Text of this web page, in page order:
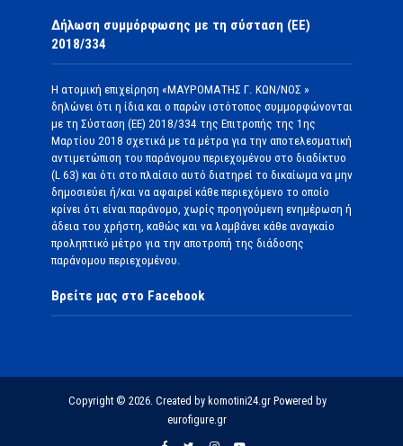
Δήλωση συμμόρφωσης με τη σύσταση (ΕΕ)
2018/334
Η ατομική επιχείρηση «ΜΑΥΡΟΜΑΤΗΣ Γ. ΚΩΝ/ΝΟΣ »
δηλώνει ότι η ίδια και ο παρών ιστότοπος συμμορφώνονται
με τη Σύσταση (ΕΕ) 2018/334 της Επιτροπής της 1ης
Μαρτίου 2018 σχετικά με τα μέτρα για την αποτελεσματική
αντιμετώπιση του παράνομου περιεχομένου στο διαδίκτυο
(L 63) και ότι στο πλαίσιο αυτό διατηρεί το δικαίωμα να μην
δημοσιεύει ή/και να αφαιρεί κάθε περιεχόμενο το οποίο
κρίνει ότι είναι παράνομο, χωρίς προηγούμενη ενημέρωση ή
άδεια του χρήστη, καθώς και να λαμβάνει κάθε αναγκαίο
προληπτικό μέτρο για την αποτροπή της διάδοσης
παράνομου περιεχομένου.
Βρείτε μας στο Facebook
Copyright © 2026. Created by komotini24.gr Powered by
eurofigure.gr